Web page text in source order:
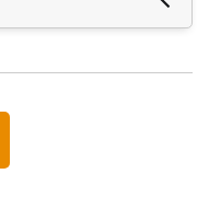
せん。デジタルカメ
ーションをご用意
、インキ、メディア
持するにはデジタ
です。エックスライ
ューションは、皆